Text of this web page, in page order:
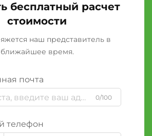
бесплатный расчет
стоимости
наш представитель в
ближайшее время.
почта
0/100
телефон